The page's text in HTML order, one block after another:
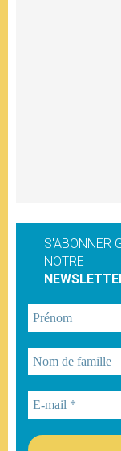
S'ABONNER
NOTRE